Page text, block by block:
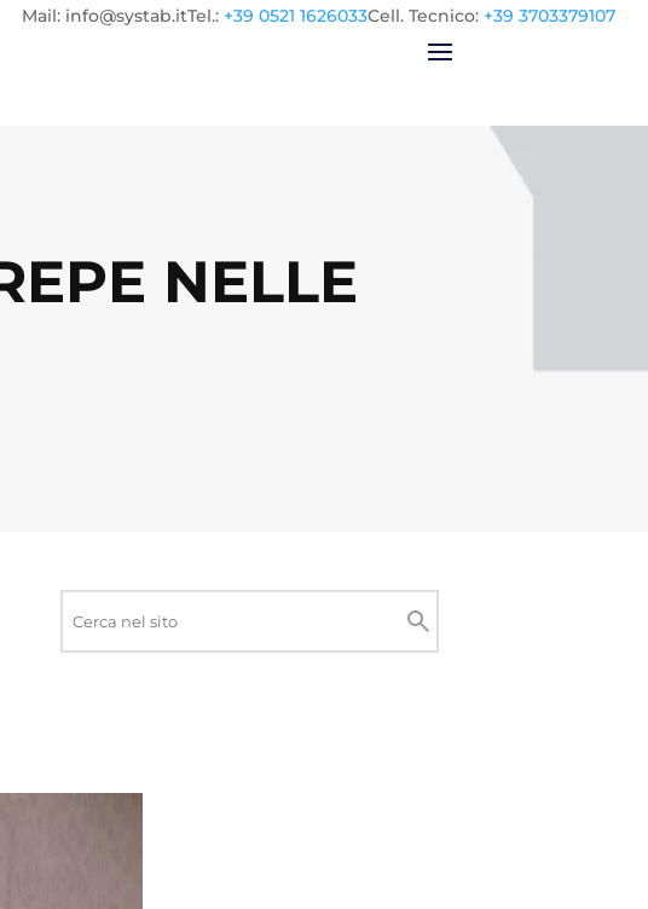
Cell. Tecnico: +39 3703379107
Tel.: +39 0521 1626033
Mail: info@systab.it
NELLE
Cerca